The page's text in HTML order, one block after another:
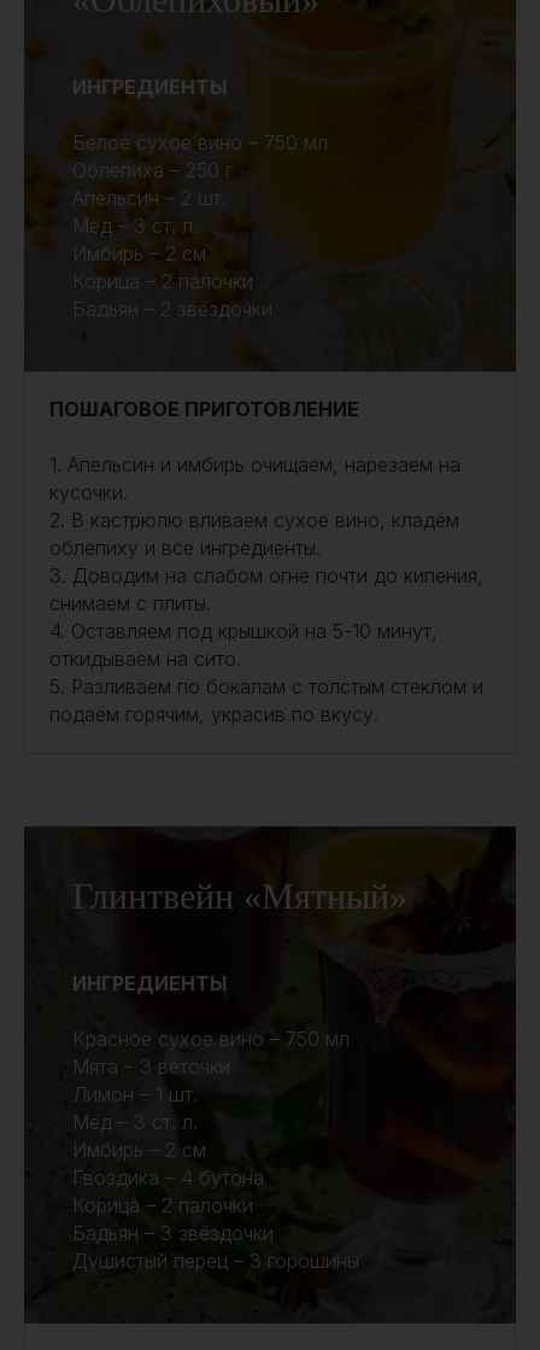
ИНГРЕДИЕНТЫ
Белое сухое вино – 750 мл
Облепиха – 250 г
Апельсин – 2 шт.
Мёд – 3 ст. л.
Имбирь – 2 см
Корица – 2 палочки
Бадьян – 2 звёздочки
ПОШАГОВОЕ ПРИГОТОВЛЕНИЕ
1. Апельсин и имбирь очищаем, нарезаем на
кусочки.
2. В кастрюлю вливаем сухое вино, кладём
облепиху и все ингредиенты.
3. Доводим на слабом огне почти до кипения,
снимаем с плиты.
4. Оставляем под крышкой на 5-10 минут,
откидываем на сито.
5. Разливаем по бокалам с толстым стеклом и
подаём горячим, украсив по вкусу.
Глинтвейн «Мятный»
ИНГРЕДИЕНТЫ
Красное сухое вино – 750 мл
Мята – 3 веточки
Лимон – 1 шт.
Мёд – 3 ст. л.
Имбирь – 2 см
Гвоздика – 4 бутона
Корица – 2 палочки
Бадьян – 3 звёздочки
Душистый перец – 3 горошины